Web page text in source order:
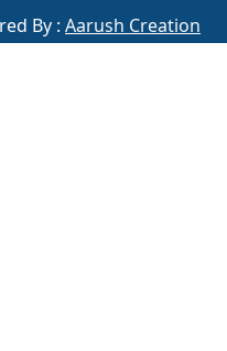
By : Aarush Creation